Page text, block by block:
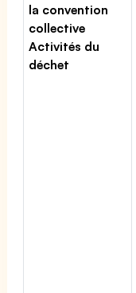
la convention
collective
Activités du
déchet